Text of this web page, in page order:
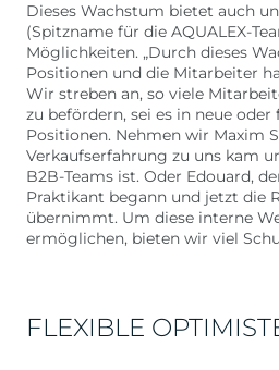
Dieses Wachstum bietet auch
(Spitzname für die AQUALEX-
Möglichkeiten. „Durch dieses
Positionen und die Mitarbeiter
Wir streben an, so viele
zu befördern, sei es in neue
Positionen. Nehmen wir Maxim
Verkaufserfahrung zu uns kam
B2B-Teams ist. Oder Edouard,
Praktikant begann und jetzt die
übernimmt. Um diese interne
ermöglichen, bieten wir viel
FLEXIBLE